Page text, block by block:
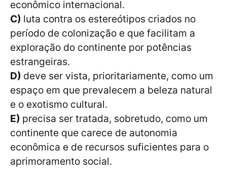
econômico internacional.
C) luta contra os estereótipos criados no
período de colonização e que facilitam a
exploração do continente por potências
estrangeiras.
D) deve ser vista, prioritariamente, como um
espaço em que prevalecem a beleza natural
e o exotismo cultural.
E) precisa ser tratada, sobretudo, como um
continente que carece de autonomia
econômica e de recursos suficientes para o
aprimoramento social.